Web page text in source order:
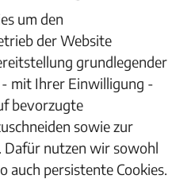
um den
der Website
grundlegender
mit Ihrer Einwilligung -
bevorzugte
sowie zur
Dafür nutzen wir sowohl
auch persistente Cookies.